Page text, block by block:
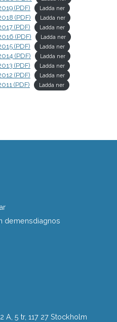
(PDF) Ladda ner
(PDF) Ladda ner
(PDF) Ladda ner
(PDF) Ladda ner
(PDF) Ladda ner
(PDF) Ladda ner
(PDF) Ladda ner
(PDF) Ladda ner
(PDF) Ladda ner
demensdiagnos
5 tr, 117 27 Stockholm